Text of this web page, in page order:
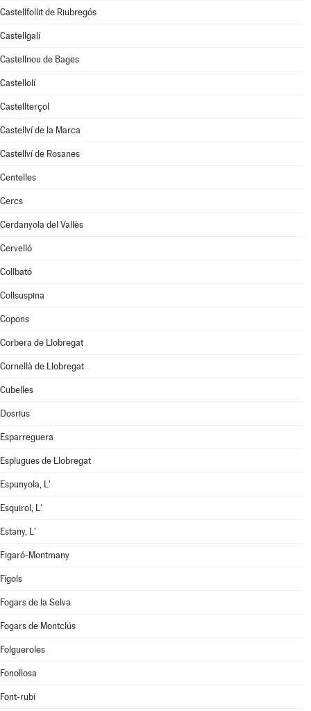
Castellfollit de Riubregós
Castellgalí
Castellnou de Bages
Castellolí
Castellterçol
Castellví de la Marca
Castellví de Rosanes
Centelles
Cercs
Cerdanyola del Vallès
Cervelló
Collbató
Collsuspina
Copons
Corbera de Llobregat
Cornellà de Llobregat
Cubelles
Dosrius
Esparreguera
Esplugues de Llobregat
Espunyola, L'
Esquirol, L'
Estany, L'
Figaró-Montmany
Fígols
Fogars de la Selva
Fogars de Montclús
Folgueroles
Fonollosa
Font-rubí